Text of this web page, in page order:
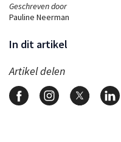
Geschreven door
Pauline Neerman
In dit artikel
Artikel delen